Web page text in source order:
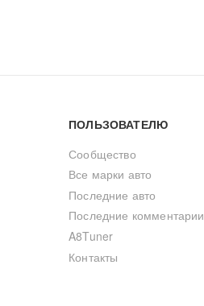
ПОЛЬЗОВАТЕЛЮ
Сообщество
Все марки авто
Последние авто
Последние комментарии
A8Tuner
Контакты